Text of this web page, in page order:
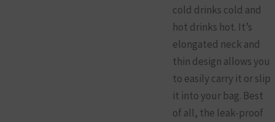
cold drinks cold and
hot drinks hot. It’s
elongated neck and
thin design allows you
to easily carry it or slip
it into your bag. Best
of all, the leak-proof